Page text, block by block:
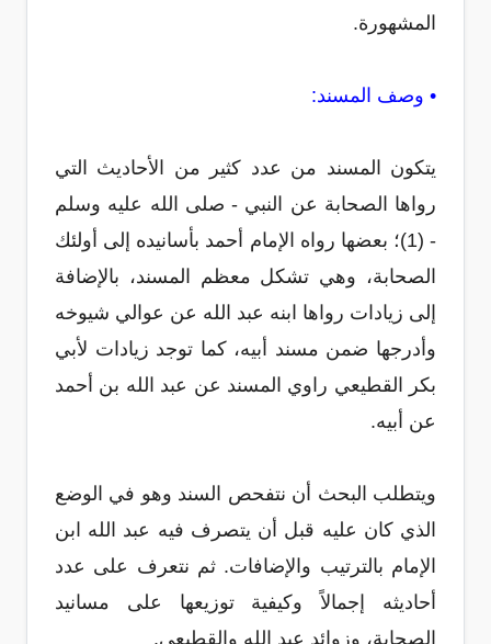
المشهورة.
• وصف المسند:
يتكون المسند من عدد كثير من الأحاديث التي
رواها الصحابة عن النبي - صلى الله عليه وسلم
- (1)؛ بعضها رواه الإمام أحمد بأسانيده إلى أولئك
الصحابة، وهي تشكل معظم المسند، بالإضافة
إلى زيادات رواها ابنه عبد الله عن عوالي شيوخه
وأدرجها ضمن مسند أبيه، كما توجد زيادات لأبي
بكر القطيعي راوي المسند عن عبد الله بن أحمد
عن أبيه.
ويتطلب البحث أن نتفحص السند وهو في الوضع
الذي كان عليه قبل أن يتصرف فيه عبد الله ابن
الإمام بالترتيب والإضافات. ثم نتعرف على عدد
أحاديثه إجمالاً وكيفية توزيعها على مسانيد
الصحابة، وزوائد عبد الله والقطيعي.